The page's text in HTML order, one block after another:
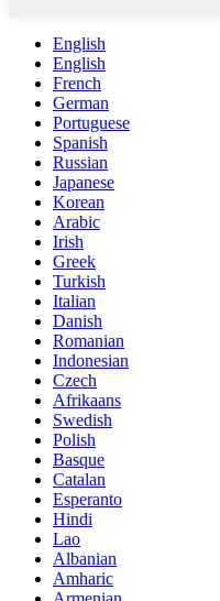
English
English
French
German
Portuguese
Spanish
Russian
Japanese
Korean
Arabic
Irish
Greek
Turkish
Italian
Danish
Romanian
Indonesian
Czech
Afrikaans
Swedish
Polish
Basque
Catalan
Esperanto
Hindi
Lao
Albanian
Amharic